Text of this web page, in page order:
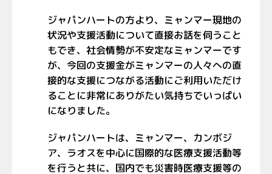
ジャパンハートの方より、ミャンマー現地の
状況や支援活動について直接お話を伺うこと
もでき、社会情勢が不安定なミャンマーです
が、今回の支援金がミャンマーの人々への直
接的な支援につながる活動にご利用いただけ
ることに非常にありがたい気持ちでいっぱい
になりました。
ジャパンハートは、ミャンマー、カンボジ
ア、ラオスを中心に国際的な医療支援活動等
を行うと共に、国内でも災害時医療支援等の